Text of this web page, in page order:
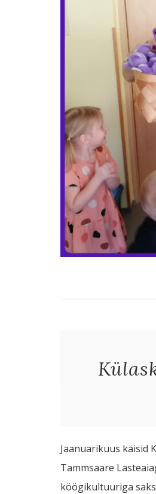
Jaanuarikuus käisid
Tammsaare
köögikultuuriga